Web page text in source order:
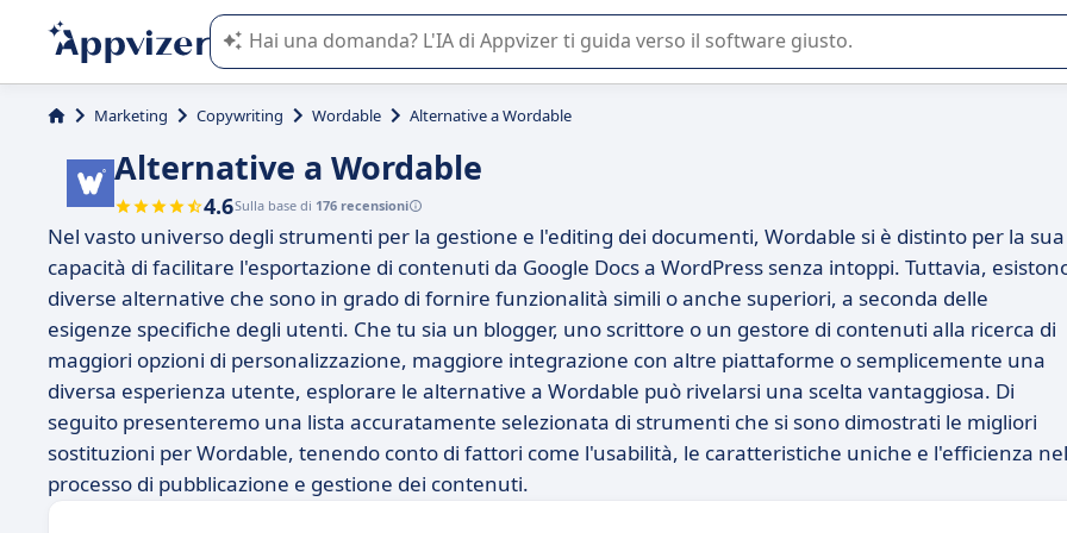
L'IA di Appvizer vi guida nell'utilizzo o nella scelta di un software SaaS per la vostra azienda.
Marketing Copywriting Wordable Alternative a Wordable
Alternative a Wordable
4.6Sulla base di 176 recensioni
Nel vasto universo degli strumenti per la gestione e l'editing dei documenti, Wordable si è distinto per la sua
capacità di facilitare l'esportazione di contenuti da Google Docs a WordPress senza intoppi. Tuttavia,
diverse alternative che sono in grado di fornire funzionalità simili o anche superiori, a seconda delle
esigenze specifiche degli utenti. Che tu sia un blogger, uno scrittore o un gestore di contenuti alla ricerca di
maggiori opzioni di personalizzazione, maggiore integrazione con altre piattaforme o semplicemente una
diversa esperienza utente, esplorare le alternative a Wordable può rivelarsi una scelta vantaggiosa. Di
seguito presenteremo una lista accuratamente selezionata di strumenti che si sono dimostrati le migliori
sostituzioni per Wordable, tenendo conto di fattori come l'usabilità, le caratteristiche uniche e l'efficienza nel
processo di pubblicazione e gestione dei contenuti.